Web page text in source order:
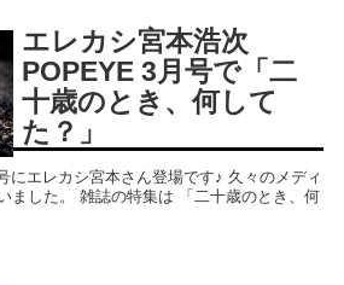
エレカシ宮本浩次
POPEYE 3月号で「二
十歳のとき、何して
た？」
にエレカシ宮本さん登場です♪ 久々のメディ
ました。 雑誌の特集は 「二十歳のとき、何